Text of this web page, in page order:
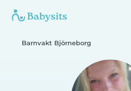
Barnvakt Björneborg